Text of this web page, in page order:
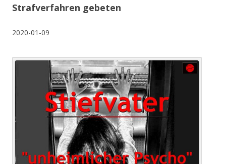
Strafverfahren gebeten
2020-01-09